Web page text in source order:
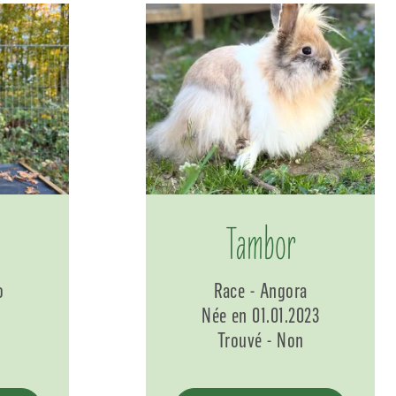
Tambor
Race - Angora
Née en 01.01.2023
Trouvé - Non